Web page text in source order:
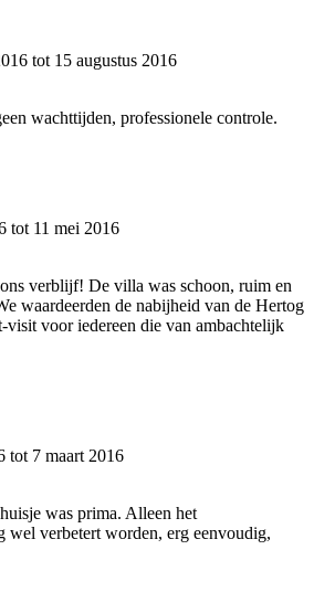
tot 15 augustus 2016
wachttijden, professionele controle.
tot 11 mei 2016
verblijf! De villa was schoon, ruim en
waardeerden de nabijheid van de Hertog
visit voor iedereen die van ambachtelijk
tot 7 maart 2016
was prima. Alleen het
wel verbetert worden, erg eenvoudig,